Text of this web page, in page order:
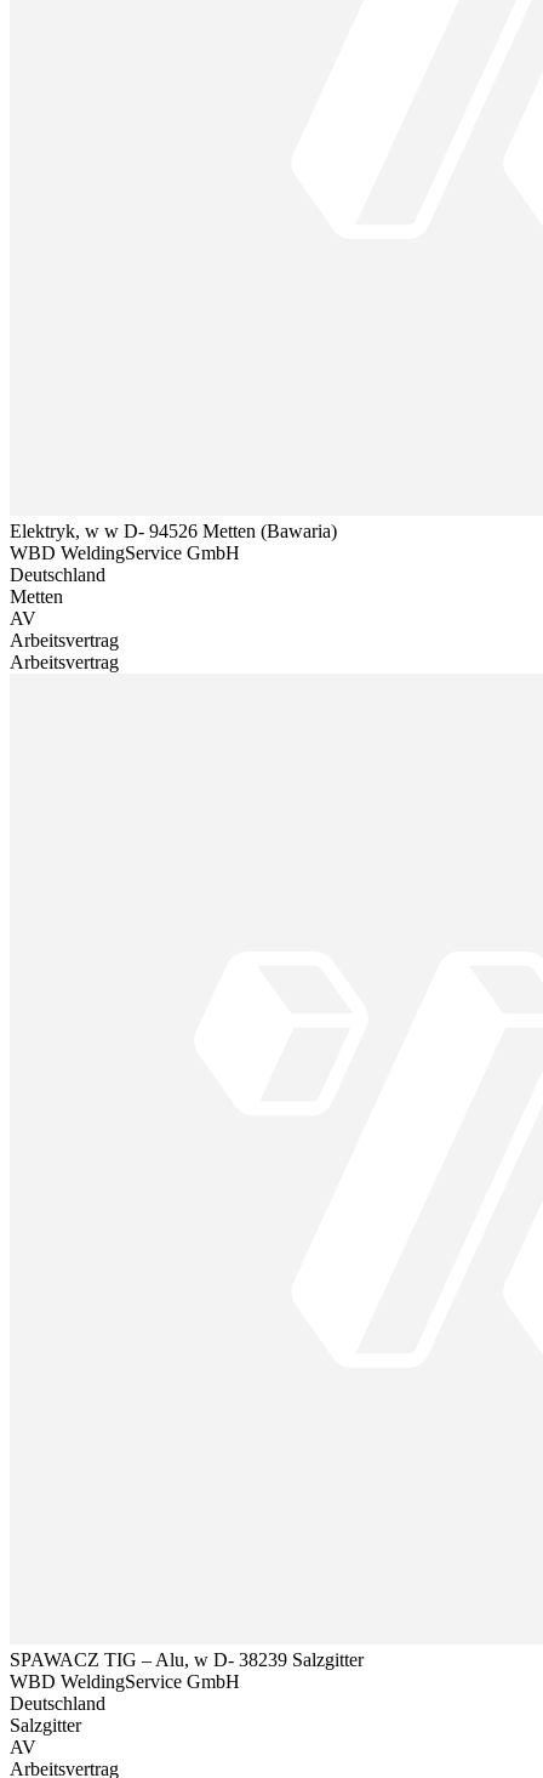
Elektryk, w w D- 94526 Metten (Bawaria)
WBD WeldingService GmbH
Deutschland
Metten
AV
Arbeitsvertrag
Arbeitsvertrag
SPAWACZ TIG – Alu, w D- 38239 Salzgitter
WBD WeldingService GmbH
Deutschland
Salzgitter
AV
Arbeitsvertrag